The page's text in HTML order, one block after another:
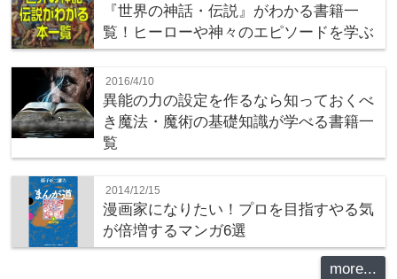
『世界の神話・伝説』がわかる書籍一
覧！ヒーローや神々のエピソードを学ぶ
2016/4/10
異能の力の設定を作るなら知っておくべ
き魔法・魔術の基礎知識が学べる書籍一
覧
2014/12/15
漫画家になりたい！プロを目指すやる気
が倍増するマンガ6選
more...